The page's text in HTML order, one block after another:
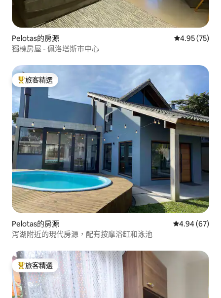
Pelotas的房源 從 75 則評價
4.95 (75)
獨棟房屋 - 佩洛塔斯市中心
旅客精選榜首
旅客精選
Pelotas的房源 從 67 則評價
4.94 (67)
泻湖附近的現代房源，配有按摩浴缸和泳池
旅客精選榜首
旅客精選